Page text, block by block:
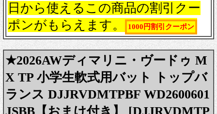
日から使えるこの商品の割引クー
ポンがもらえます。
1000円割引クーポン
★2026AWディマリニ・ヴードゥ M
X TP 小学生軟式用バット トップバ
ランス DJJRVDMTPBF WD2600601